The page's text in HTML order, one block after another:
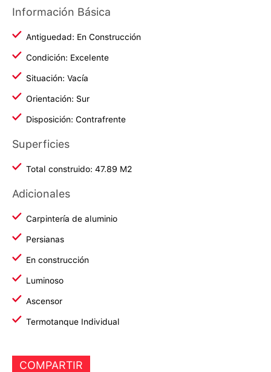
Información Básica
Antiguedad: En Construcción
Condición: Excelente
Situación: Vacía
Orientación: Sur
Disposición: Contrafrente
Superficies
Total construido: 47.89 M2
Adicionales
Carpintería de aluminio
Persianas
En construcción
Luminoso
Ascensor
Termotanque Individual
COMPARTIR